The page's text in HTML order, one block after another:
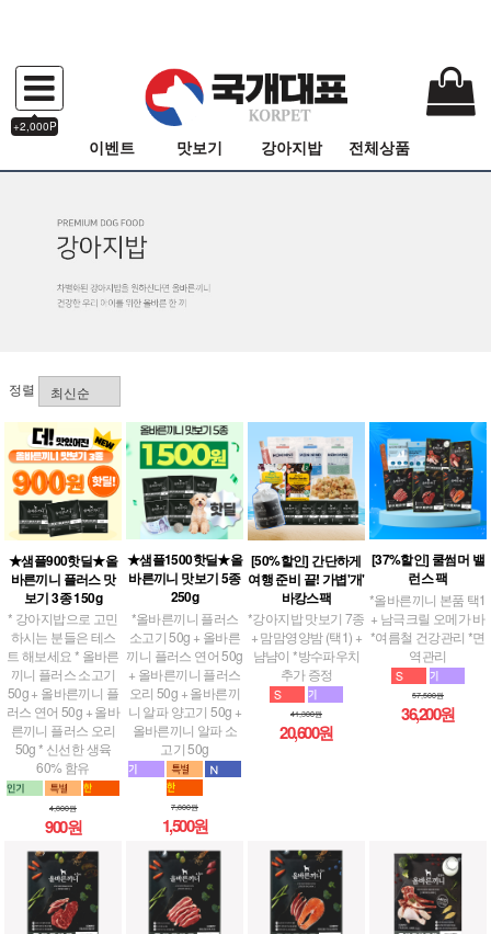
+2,000P
이벤트 맛보기 강아지밥 전체상품
정렬
★샘플900핫딜★올
바른끼니 플러스 맛
보기 3종 150g
* 강아지밥으로 고민
하시는 분들은 테스
트 해보세요 * 올바른
끼니 플러스 소고기
50g + 올바른끼니 플
러스 연어 50g + 올바
른끼니 플러스 오리
50g * 신선한 생육
60% 함유
4,800원
900원
★샘플1500핫딜★올
바른끼니 맛보기 5종
250g
*올바른끼니 플러스
소고기 50g + 올바른
끼니 플러스 연어 50g
+ 올바른끼니 플러스
오리 50g + 올바른끼
니 알파 양고기 50g +
올바른끼니 알파 소
고기 50g
7,800원
1,500원
[50%할인] 간단하게
여행 준비 끝! 가볍'개'
바캉스팩
*강아지밥 맛보기 7종
+ 맘맘영양밤 (택1) +
냠냠이 *방수파우치
추가 증정
41,300원
20,600원
[37%할인] 쿨썸머 밸
런스 팩
*올바른끼니 본품 택1
+ 남극크릴 오메가 바
*여름철 건강관리 *면
역관리
57,500원
36,200원